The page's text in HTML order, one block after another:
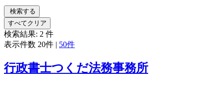
検索する
すべてクリア
検索結果: 2 件
表示件数 20件 | 50件
行政書士つくだ法務事務所